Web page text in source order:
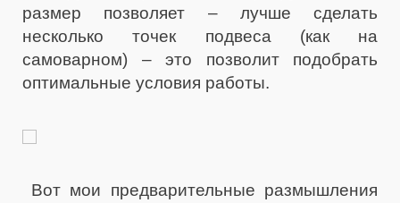
размер позволяет – лучше сделать
несколько точек подвеса (как на
самоварном) – это позволит подобрать
оптимальные условия работы.
Вот мои предварительные размышления